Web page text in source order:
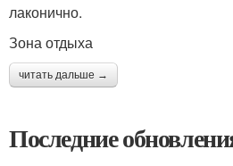
лаконично.
Зона отдыха
читать дальше →
Последние